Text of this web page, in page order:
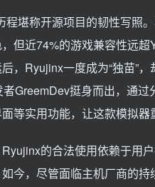
程堪称开源项目的韧性写照
但近74%的游戏兼容性远
，Ryujinx一度成为“独苗”
GreemDev挺身而出，通
等实用功能，让这款模拟器
的合法使用依赖于用
今，尽管面临主机厂商的